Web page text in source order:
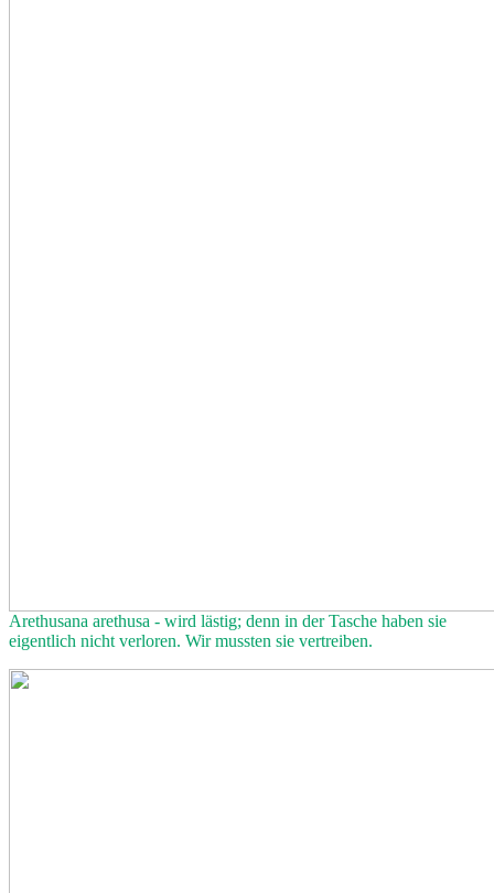
Arethusana arethusa - wird lästig; denn in der Tasche haben sie
eigentlich nicht verloren. Wir mussten sie vertreiben.